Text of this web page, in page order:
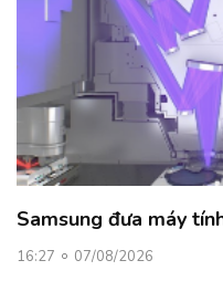
Samsung đưa máy
16:27 07/08/2026